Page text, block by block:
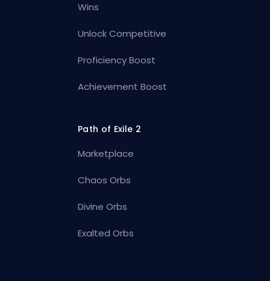
Wins
Unlock Competitive
Proficiency Boost
Achievement Boost
Path of Exile 2
Marketplace
Chaos Orbs
Divine Orbs
Exalted Orbs